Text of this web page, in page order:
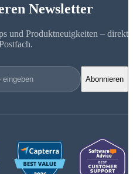
Newsletter
und Produktneuigkeiten – direkt
Abonnieren